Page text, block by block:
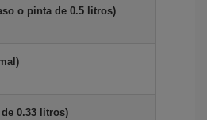
o pinta de 0.5 litros)
0.33 litros)